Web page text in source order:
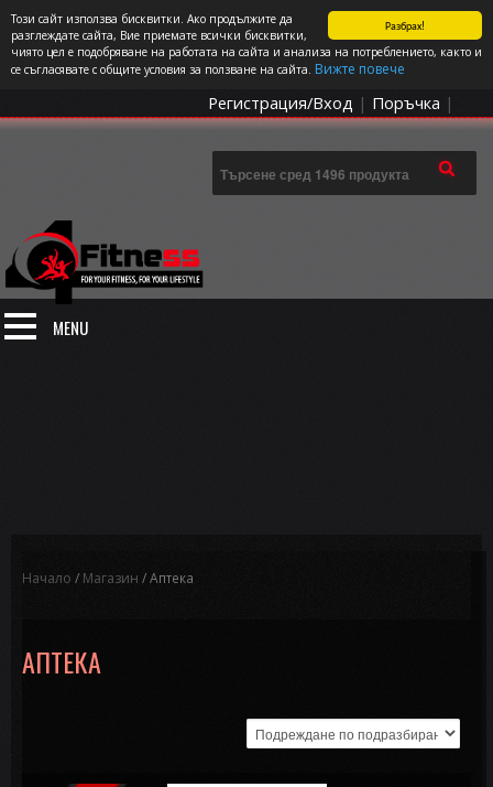
Разбрах!
Този сайт използва бисквитки. Ако продължите да
разглеждате сайта, Вие приемате всички бисквитки,
чиято цел е подобряване на работата на сайта и анализа на потреблението, както и
се съгласявате с общите условия за ползване на сайта. Вижте повече
СПОРТЪТ И ДОБАВКИТЕ КАТО НАЧИН НА ЖИВОТ
0 артикула Цена: 0.00€
Регистрация/Вход | Поръчка |
MENU
Начало / Магазин / Аптека
АПТЕКА